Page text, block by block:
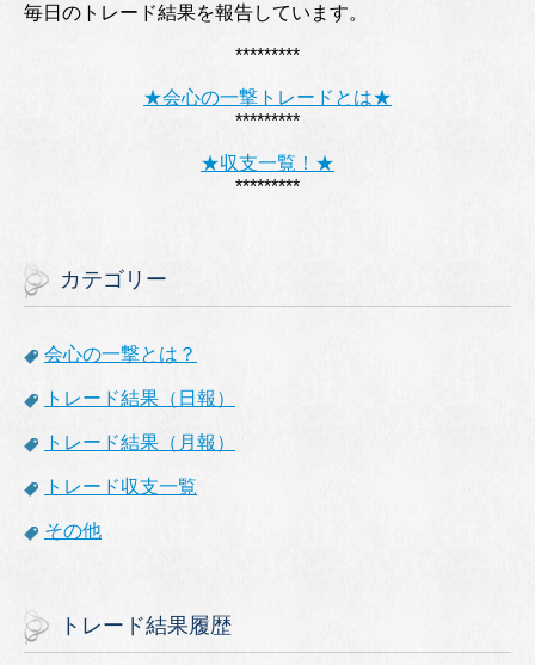
毎日のトレード結果を報告しています。
*********
★会心の一撃トレードとは★
*********
★収支一覧！★
*********
カテゴリー
会心の一撃とは？
トレード結果（日報）
トレード結果（月報）
トレード収支一覧
その他
トレード結果履歴